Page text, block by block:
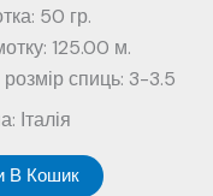
50 гр.
125.00 м.
спиць: 3-3.5
Італія
В Кошик